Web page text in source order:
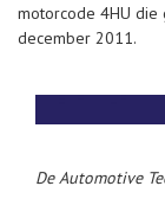
motorcode 4HU die
december 2011.
De Automotive